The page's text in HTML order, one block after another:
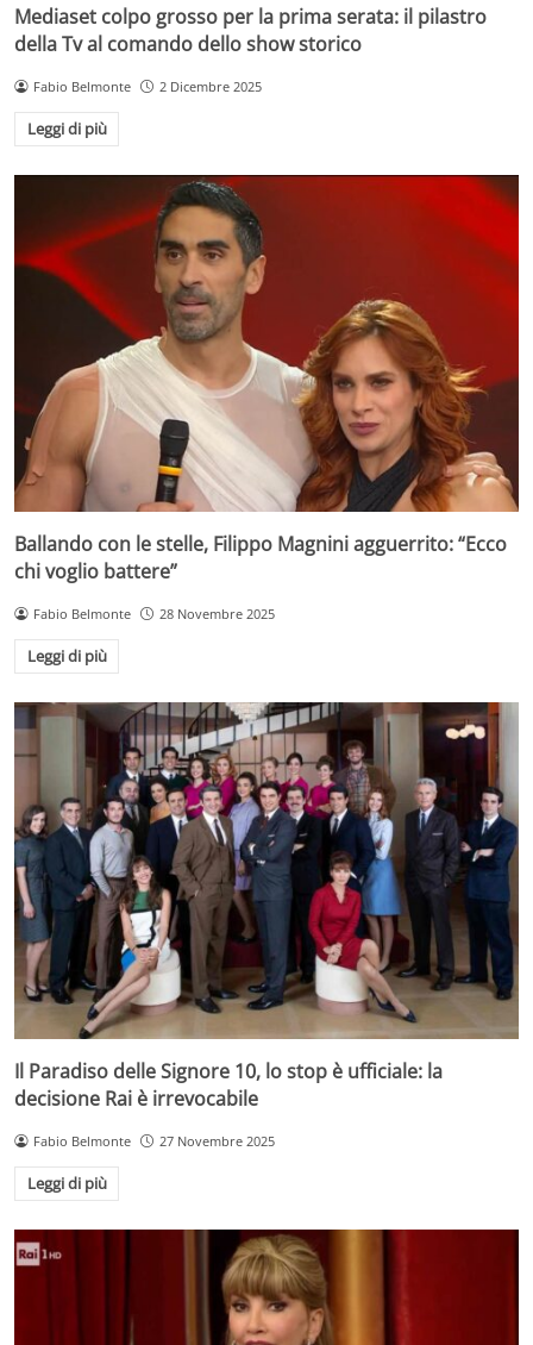
Mediaset colpo grosso per la prima serata: il pilastro
della Tv al comando dello show storico
Fabio Belmonte 2 Dicembre 2025
Leggi di più
Ballando con le stelle, Filippo Magnini agguerrito: “Ecco
chi voglio battere”
Fabio Belmonte 28 Novembre 2025
Leggi di più
Il Paradiso delle Signore 10, lo stop è ufficiale: la
decisione Rai è irrevocabile
Fabio Belmonte 27 Novembre 2025
Leggi di più